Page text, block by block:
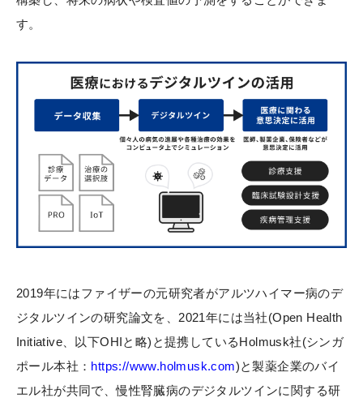
す。
2019年にはファイザーの元研究者がアルツハイマー病のデ
ジタルツインの研究論文を、2021年には当社(Open Health
Initiative、以下OHIと略)と提携しているHolmusk社(シンガ
ポール本社： https://www.holmusk.com)と製薬企業のバイ
エル社が共同で、慢性腎臓病のデジタルツインに関する研